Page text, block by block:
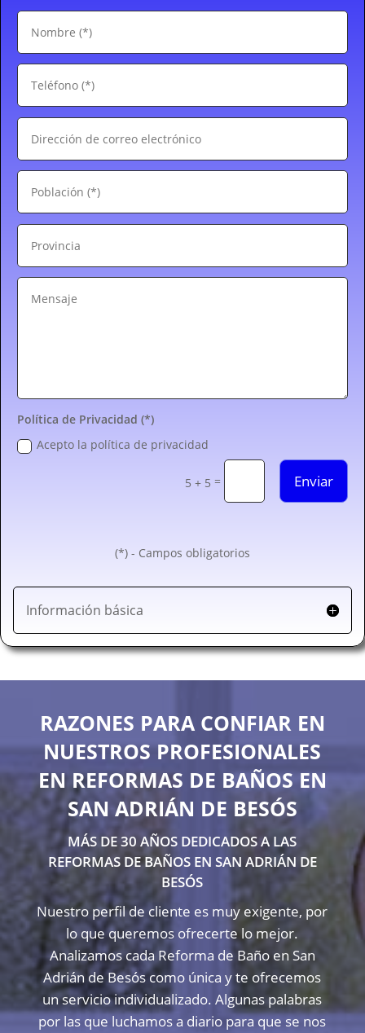
Política de Privacidad (*)
Acepto la política de privacidad
5 + 5 = Enviar
(*) - Campos obligatorios
Información básica
RAZONES PARA CONFIAR EN
NUESTROS PROFESIONALES
EN REFORMAS DE BAÑOS EN
SAN ADRIÁN DE BESÓS
MÁS DE 30 AÑOS DEDICADOS A LAS
REFORMAS DE BAÑOS EN SAN ADRIÁN DE
BESÓS
Nuestro perfil de cliente es muy exigente, por
lo que queremos ofrecerte lo mejor.
Analizamos cada Reforma de Baño en San
Adrián de Besós como única y te ofrecemos
un servicio individualizado. Algunas palabras
por las que luchamos a diario para que se nos